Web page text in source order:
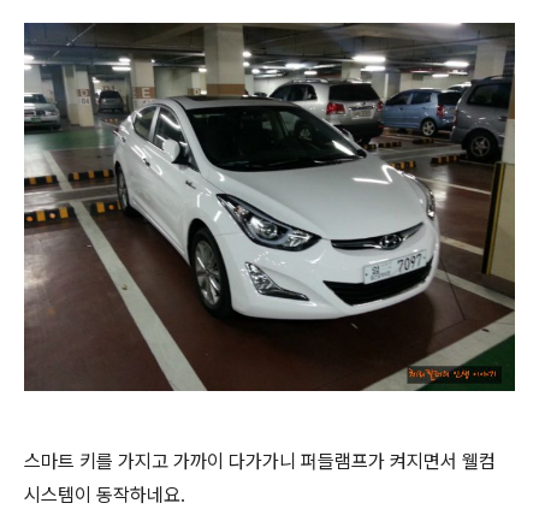
스마트 키를 가지고 가까이 다가가니 퍼들램프가 켜지면서 웰컴
시스템이 동작하네요.